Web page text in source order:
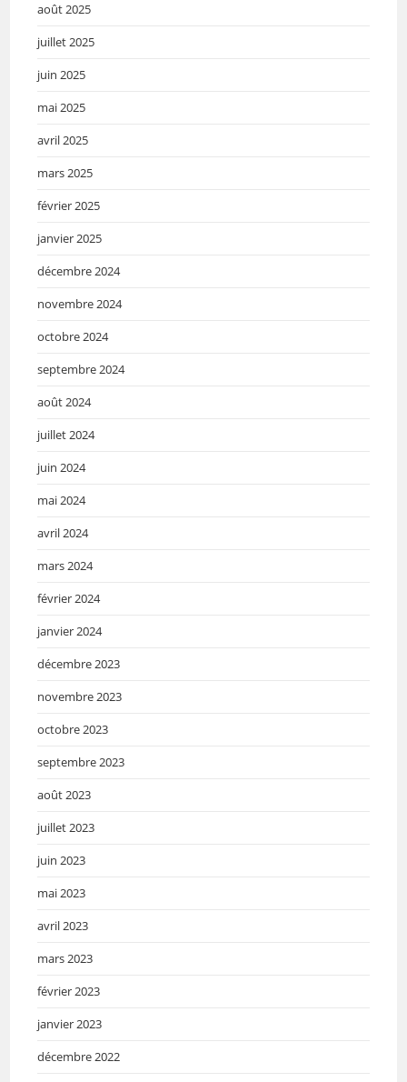
août 2025
juillet 2025
juin 2025
mai 2025
avril 2025
mars 2025
février 2025
janvier 2025
décembre 2024
novembre 2024
octobre 2024
septembre 2024
août 2024
juillet 2024
juin 2024
mai 2024
avril 2024
mars 2024
février 2024
janvier 2024
décembre 2023
novembre 2023
octobre 2023
septembre 2023
août 2023
juillet 2023
juin 2023
mai 2023
avril 2023
mars 2023
février 2023
janvier 2023
décembre 2022